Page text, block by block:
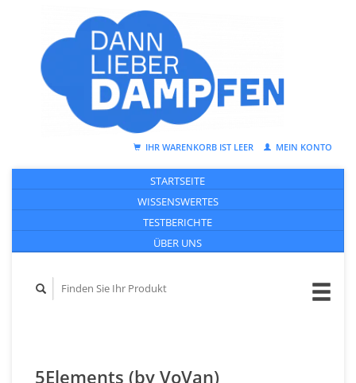
IHR WARENKORB IST LEER MEIN KONTO
STARTSEITE
WISSENSWERTES
TESTBERICHTE
ÜBER UNS
5Elements (by VoVan)